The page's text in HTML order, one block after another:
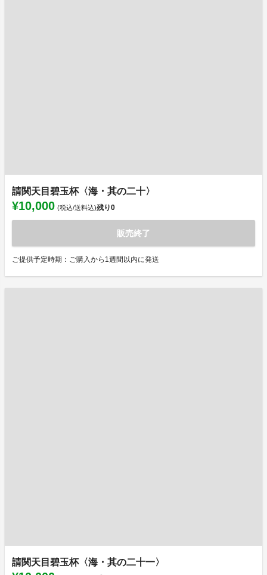
請関天目碧玉杯〈海・其の二十〉
¥10,000 (税込/送料込)残り0
販売終了
ご提供予定時期：ご購入から1週間以内に発送
請関天目碧玉杯〈海・其の二十一〉